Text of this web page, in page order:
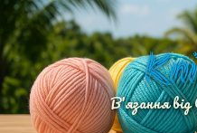
В'язання від